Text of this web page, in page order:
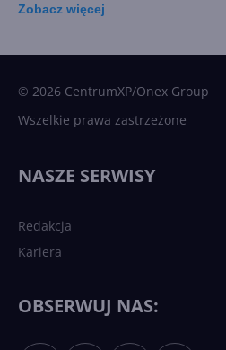
Zobacz więcej
© 2026 CentrumXP/Onex Group
Wszelkie prawa zastrzeżone
NASZE SERWISY
Redakcja
Kariera
OBSERWUJ NAS: